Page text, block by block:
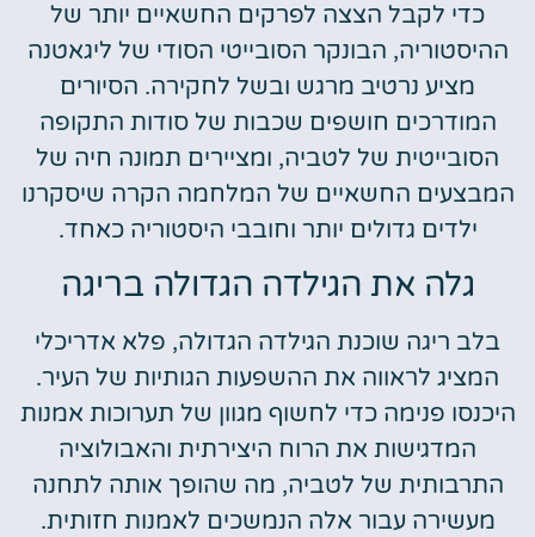
כדי לקבל הצצה לפרקים החשאיים יותר של
ההיסטוריה, הבונקר הסובייטי הסודי של ליגאטנה
מציע נרטיב מרגש ובשל לחקירה. הסיורים
המודרכים חושפים שכבות של סודות התקופה
הסובייטית של לטביה, ומציירים תמונה חיה של
המבצעים החשאיים של המלחמה הקרה שיסקרנו
ילדים גדולים יותר וחובבי היסטוריה כאחד.
גלה את הגילדה הגדולה בריגה
בלב ריגה שוכנת הגילדה הגדולה, פלא אדריכלי
המציג לראווה את ההשפעות הגותיות של העיר.
היכנסו פנימה כדי לחשוף מגוון של תערוכות אמנות
המדגישות את הרוח היצירתית והאבולוציה
התרבותית של לטביה, מה שהופך אותה לתחנה
מעשירה עבור אלה הנמשכים לאמנות חזותית.